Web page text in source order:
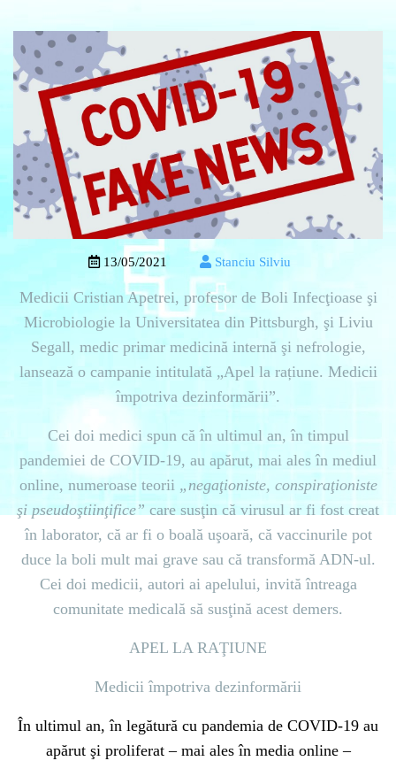
13/05/2021 Stanciu Silviu
Medicii Cristian Apetrei, profesor de Boli Infecţioase şi
Microbiologie la Universitatea din Pittsburgh, şi Liviu
Segall, medic primar medicină internă şi nefrologie,
lansează o campanie intitulată „Apel la rațiune. Medicii
împotriva dezinformării”.
Cei doi medici spun că în ultimul an, în timpul
pandemiei de COVID-19, au apărut, mai ales în mediul
online, numeroase teorii „negaţioniste, conspiraţioniste
şi pseudoştiinţifice” care susţin că virusul ar fi fost creat
în laborator, că ar fi o boală uşoară, că vaccinurile pot
duce la boli mult mai grave sau că transformă ADN-ul.
Cei doi medicii, autori ai apelului, invită întreaga
comunitate medicală să susţină acest demers.
APEL LA RAŢIUNE
Medicii împotriva dezinformării
În ultimul an, în legătură cu pandemia de COVID-19 au
apărut şi proliferat – mai ales în media online –